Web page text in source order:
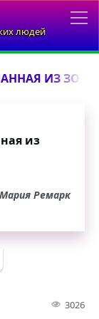
людей
ИЗ
из
Ремарк
3026